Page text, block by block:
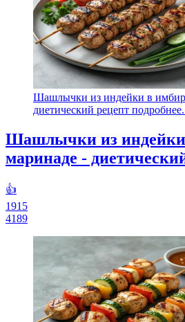
Шашлычки из индейки в
диетический рецепт
Шашлычки из
маринаде -
👍
1915
4189